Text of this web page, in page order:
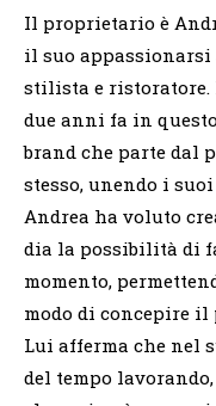
Il proprietario è
il suo appassionarsi
stilista e ristoratore.
due anni fa in
brand che parte dal
stesso, unendo i
Andrea ha voluto
dia la possibilità di
momento,
modo di concepire il
Lui afferma che nel
del tempo